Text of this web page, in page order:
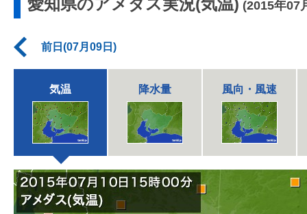
愛知県のアメダス実況(気温) (2015年07
前日(07月09日)
気温 降水量 風向・風速